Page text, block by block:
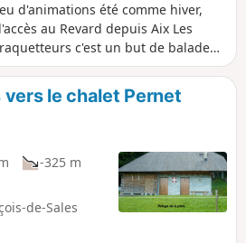
d'animations été comme hiver,
au Revard depuis Aix Les
c'est un but de balade
Grand Revard en partant du
François de Sales.
le chalet Pernet
-325 m
de-Sales